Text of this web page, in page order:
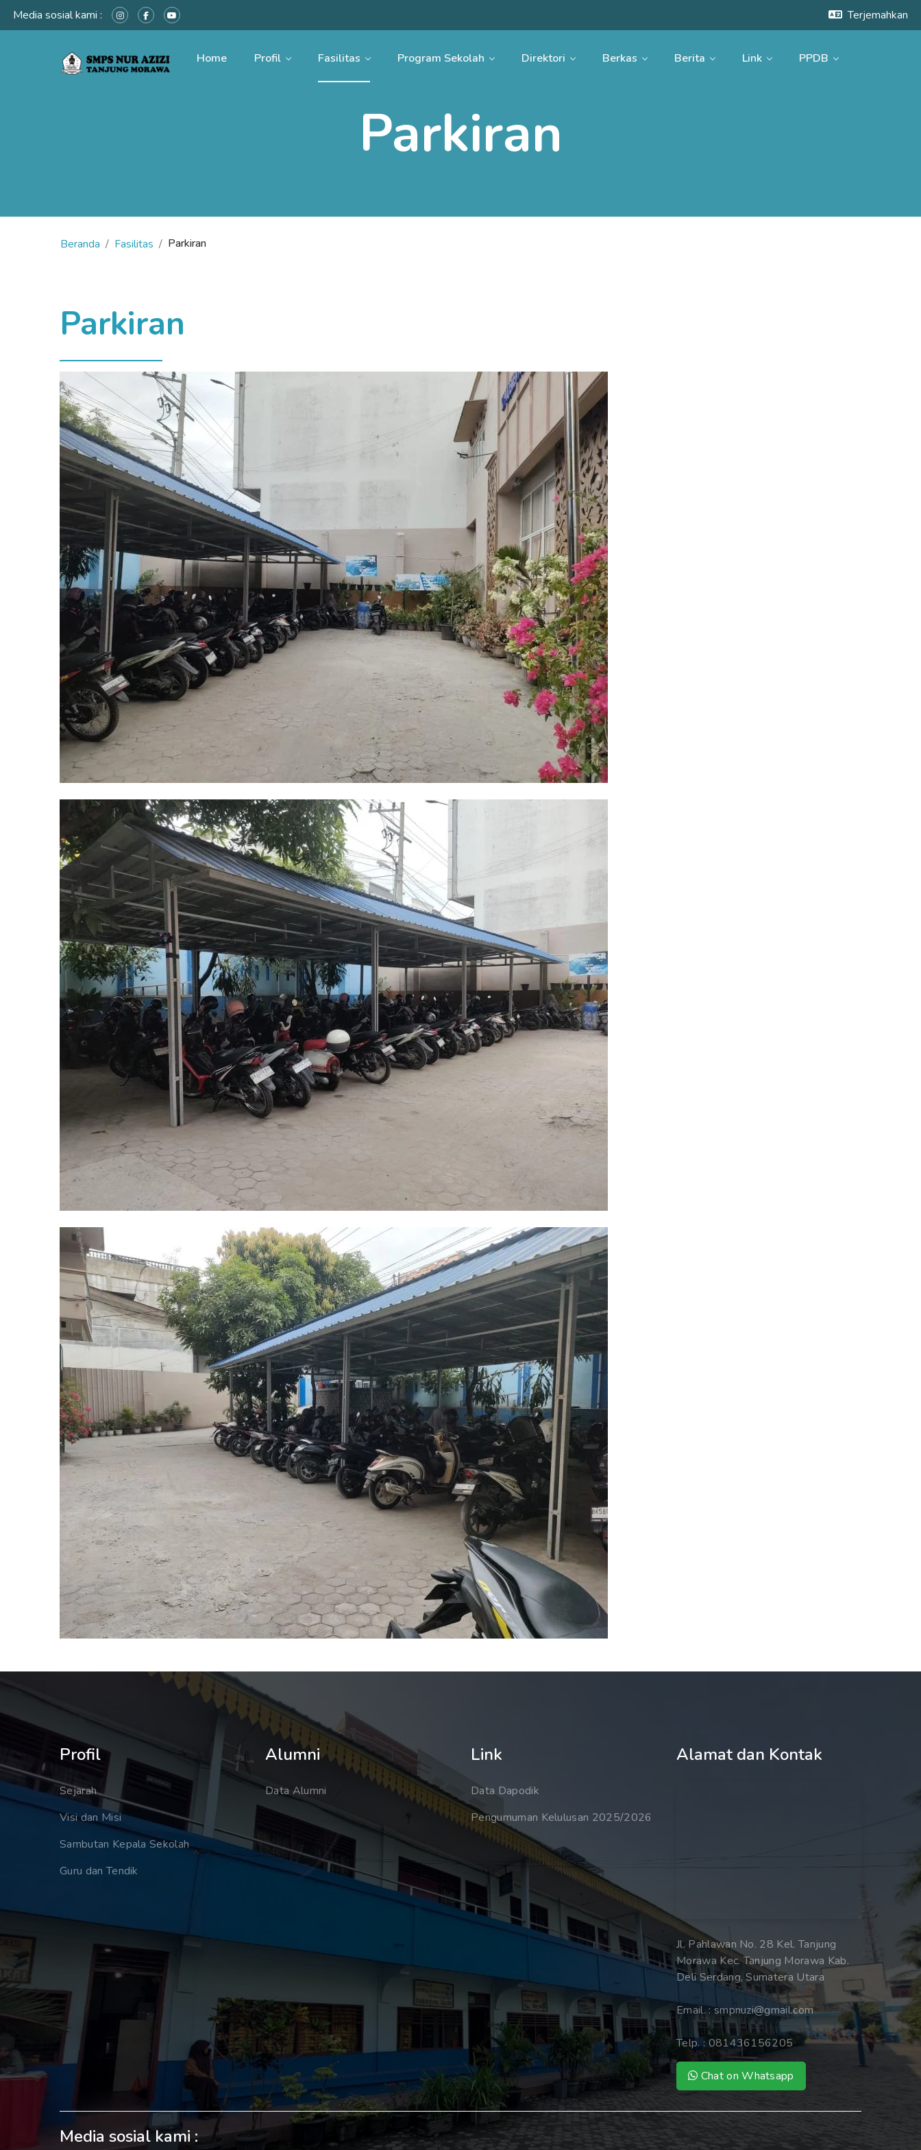
Media sosial kami : Terjemahkan
Home Profil Fasilitas Program Sekolah Direktori Berkas Berita Link PPDB
Parkiran
Beranda Fasilitas Parkiran
Parkiran
Profil
Sejarah
Visi dan Misi
Sambutan Kepala Sekolah
Guru dan Tendik
Alumni
Data Alumni
Link
Data Dapodik
Pengumuman Kelulusan 2025/2026
Alamat dan Kontak
Jl. Pahlawan No. 28 Kel. Tanjung
Morawa Kec. Tanjung Morawa Kab.
Deli Serdang, Sumatera Utara
Email. :smpnuzi@gmail.com
Telp. : 081436156205
Chat on Whatsapp
Media sosial kami :